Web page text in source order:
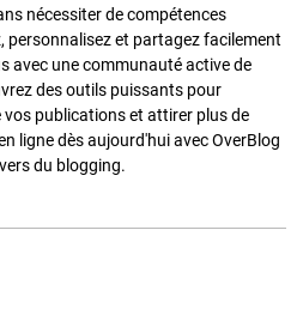
nécessiter de compétences
personnalisez et partagez facilement
avec une communauté active de
des outils puissants pour
publications et attirer plus de
ligne dès aujourd'hui avec OverBlog
du blogging.